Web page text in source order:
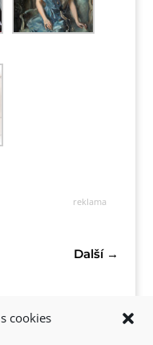
cookies
reklama
Další→